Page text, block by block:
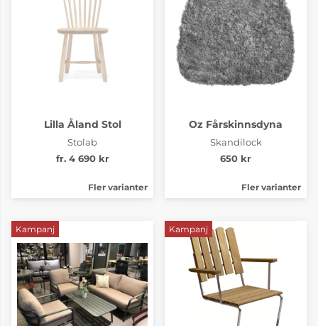
Lilla Åland Stol
Stolab
fr. 4 690 kr
Fler varianter
Oz Fårskinnsdyna
Skandilock
650 kr
Fler varianter
Kampanj Kampanj